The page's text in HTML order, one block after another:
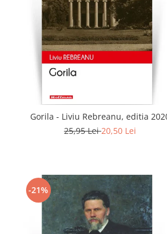
Gorila - Liviu Rebreanu, editia
25,95 Lei20,50 Lei
-21%